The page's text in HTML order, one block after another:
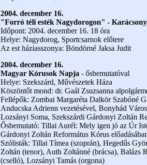
2004. december 16.
"Forró téli esték Nagydorogon" -
Időpont: 2004. december 16. 18 óra
Helye: Nagydorog, Sportcsarnok előtere
Az est háziasszonya: Böndörné Jaksa Judit
2004. december 16.
Magyar Kórusok Napja - ősbemutatóval
Helye: Szekszárd, Művészetek Háza
Köszöntőt mond: dr. Gaál Zsuzsanna
Fellépők: Zombai Margaréta Dalkör Szabóné
Anducska Adrienn vezetésével, Bonyhád
Lozsányi Soma, Szekszárdi Gárdonyi Zoltán
Ősbemutató: Tillai Aurél: Mely igen jó az Úr
Gárdonyi Zoltán Református Kórus
Szólisták: Tillai Tímea (szoprán), Hegedűs
Zoltán (tenor), Auth Zoltánné (brácsa), Balázs
(cselló), Lozsányi Tamás (orgona)